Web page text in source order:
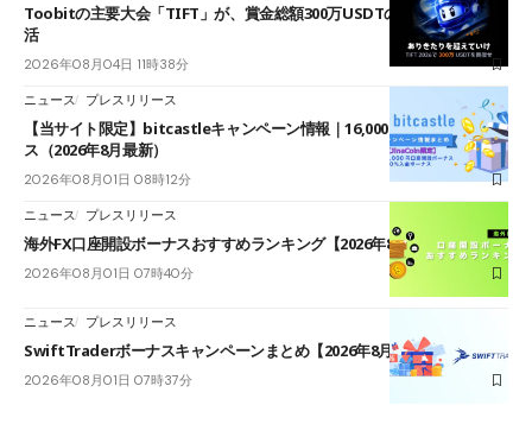
Toobitの主要大会「TIFT」が、賞金総額300万USDTのレースとして復
活
2026年08月04日 11時38分
ニュース プレスリリース
【当サイト限定】bitcastleキャンペーン情報｜16,000円口座開設ボーナ
ス（2026年8月最新）
2026年08月01日 08時12分
ニュース プレスリリース
海外FX口座開設ボーナスおすすめランキング【2026年8月最新】
2026年08月01日 07時40分
ニュース プレスリリース
SwiftTraderボーナスキャンペーンまとめ【2026年8月最新】
2026年08月01日 07時37分